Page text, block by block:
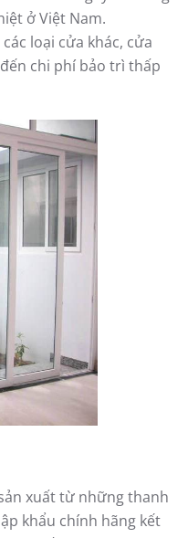
ở Việt Nam.
loại cửa khác, cửa
chi phí bảo trì thấp
xuất từ những thanh
khẩu chính hãng kết